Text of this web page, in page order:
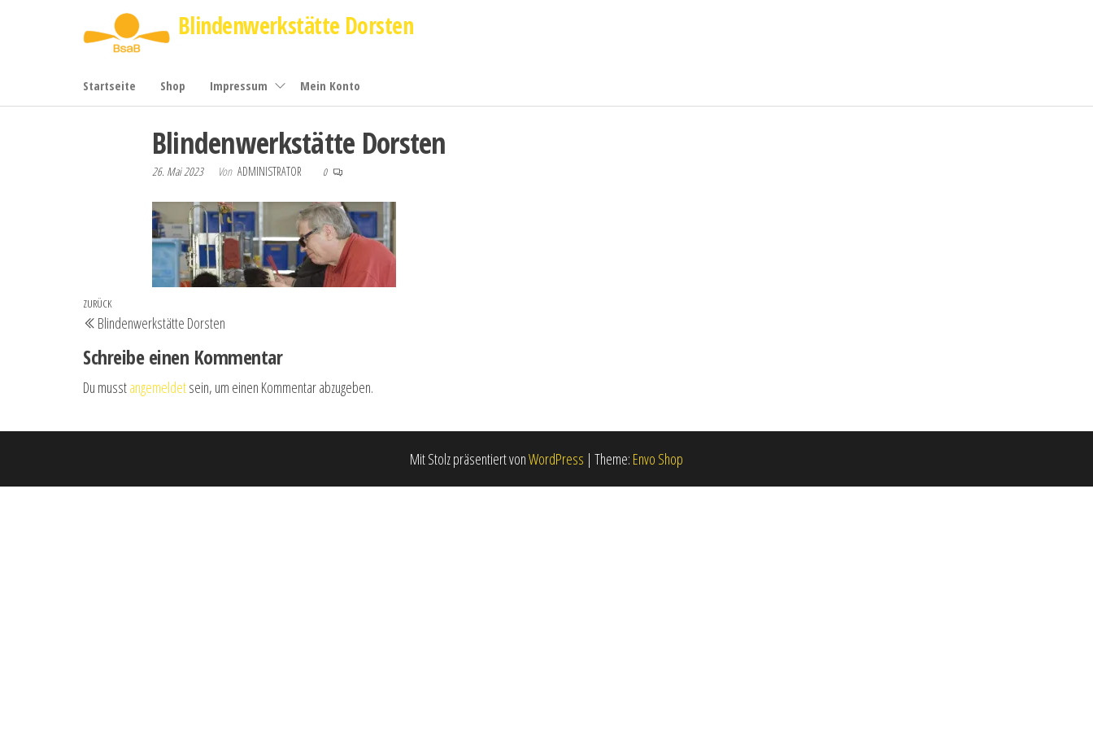
Blindenwerkstätte Dorsten
Startseite Shop Impressum Mein Konto
Blindenwerkstätte Dorsten
26. Mai 2023 Von ADMINISTRATOR 0
Beitrags-
Navigation
Vorheriger
Beitrag
ZURÜCK
Blindenwerkstätte Dorsten
Schreibe einen Kommentar
Du musstangemeldetsein, um einen Kommentar abzugeben.
Mit Stolz präsentiert vonWordPress | Theme: Envo Shop